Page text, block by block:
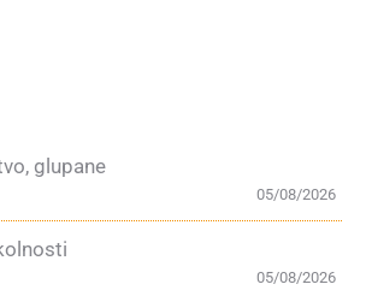
glupane
05/08/2026
05/08/2026